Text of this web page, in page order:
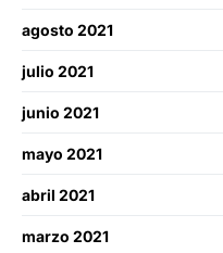
agosto 2021
julio 2021
junio 2021
mayo 2021
abril 2021
marzo 2021